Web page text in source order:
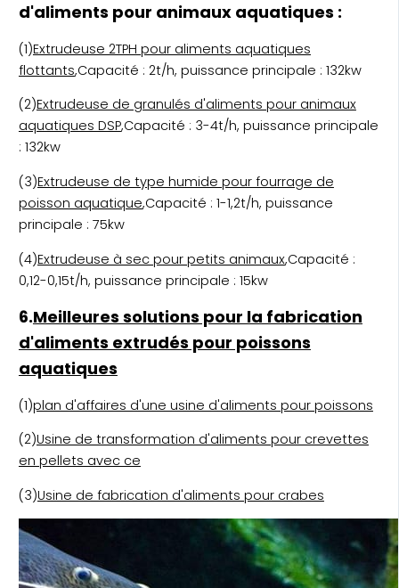
d'aliments pour animaux aquatiques :
(1)Extrudeuse 2TPH pour aliments aquatiques
flottants,Capacité : 2t/h, puissance principale : 132kw
(2)Extrudeuse de granulés d'aliments pour animaux
aquatiques DSP,Capacité : 3-4t/h, puissance principale
: 132kw
(3)Extrudeuse de type humide pour fourrage de
poisson aquatique,Capacité : 1-1,2t/h, puissance
principale : 75kw
(4)Extrudeuse à sec pour petits animaux,Capacité :
0,12-0,15t/h, puissance principale : 15kw
6.Meilleures solutions pour la fabrication
d'aliments extrudés pour poissons
aquatiques
(1)plan d'affaires d'une usine d'aliments pour poissons
(2)Usine de transformation d'aliments pour crevettes
en pellets avec ce
(3)Usine de fabrication d'aliments pour crabes